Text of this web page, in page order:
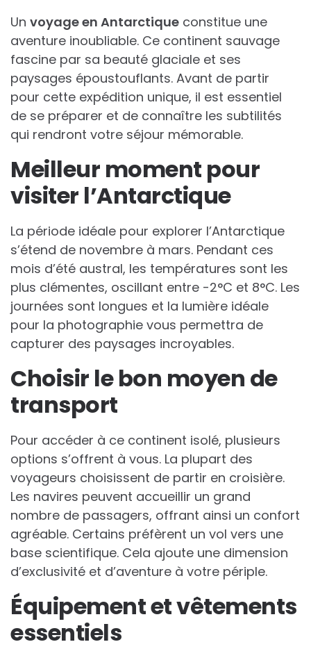
Un voyage en Antarctique constitue une
aventure inoubliable. Ce continent sauvage
fascine par sa beauté glaciale et ses
paysages époustouflants. Avant de partir
pour cette expédition unique, il est essentiel
de se préparer et de connaître les subtilités
qui rendront votre séjour mémorable.
Meilleur moment pour
visiter l’Antarctique
La période idéale pour explorer l’Antarctique
s’étend de novembre à mars. Pendant ces
mois d’été austral, les températures sont les
plus clémentes, oscillant entre -2°C et 8°C. Les
journées sont longues et la lumière idéale
pour la photographie vous permettra de
capturer des paysages incroyables.
Choisir le bon moyen de
transport
Pour accéder à ce continent isolé, plusieurs
options s’offrent à vous. La plupart des
voyageurs choisissent de partir en croisière.
Les navires peuvent accueillir un grand
nombre de passagers, offrant ainsi un confort
agréable. Certains préfèrent un vol vers une
base scientifique. Cela ajoute une dimension
d’exclusivité et d’aventure à votre périple.
Équipement et vêtements
essentiels